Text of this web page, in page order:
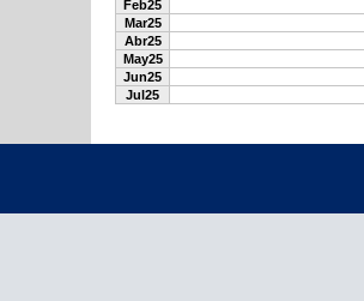
Feb25
Mar25
Abr25
May25
Jun25
Jul25